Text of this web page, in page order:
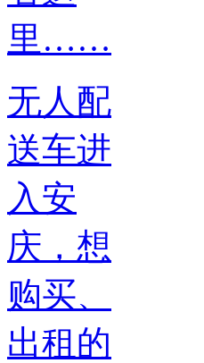
无人配
送车进
入安
庆，想
购买、
出租的